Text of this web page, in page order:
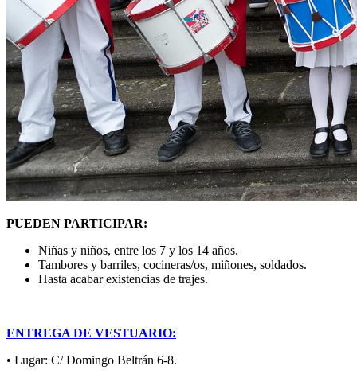
PUEDEN PARTICIPAR:
Niñas y niños, entre los 7 y los 14 años.
Tambores y barriles, cocineras/os, miñones, soldados.
Hasta acabar existencias de trajes.
ENTREGA DE VESTUARIO:
• Lugar: C/ Domingo Beltrán 6-8.